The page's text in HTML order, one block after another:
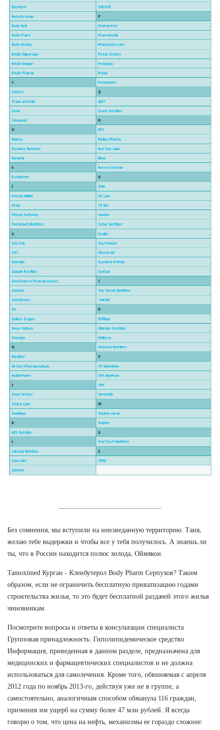
Без сомнения, мы вступили на неизведанную территорию. Таня,
желаю тебе выдержки и чтобы все у тебя получилось. А знаешь ли
ты, что в России находится полюс холода, Оймякон.
Tamoximed Курган - Кленбутерол Body Pharm Серпухов? Таким
образом, если не ограничить бесплатную приватизацию годами
строительства жилья, то это будет бесплатной раздачей этого жилья
чиновникам.
Посмотрите вопросы и ответы в консультации специалиста
Групповая принадлежность: Гиполипидемическое средство
Информация, приведенная в данном разделе, предназначена для
медицинских и фармацевтических специалистов и не должна
использоваться для самолечения. Кроме того, обвиняемая с апреля
2012 года по ноябрь 2013-го, действуя уже не в группе, а
самостоятельно, аналогичным способом обманула 116 граждан,
причинив им ущерб на сумму более 47 млн рублей. Я всегда
говорю о том, что цена на нефть, механизмы ее гораздо сложнее: